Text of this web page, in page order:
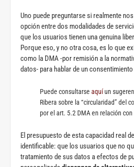
Uno puede preguntarse si realmente
opción entre dos modalidades de
que los usuarios tienen una genuina
Porque eso, y no otra cosa, es lo que
como la DMA -por remisión a la
datos- para hablar de un
Puede consultarseaquíun
Ribera sobre la “circularidad” del
por el art. 5.2 DMA en relación con
El presupuesto de esta capacidad real
identificable: que los usuarios que no
tratamiento de sus datos a efectos de